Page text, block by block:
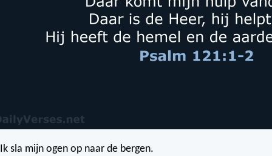
Ik sla mijn ogen op naar de bergen.